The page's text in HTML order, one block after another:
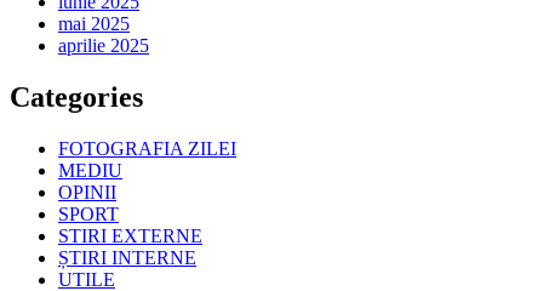
mai 2025
aprilie 2025
Categories
FOTOGRAFIA ZILEI
MEDIU
OPINII
SPORT
STIRI EXTERNE
ȘTIRI INTERNE
UTILE